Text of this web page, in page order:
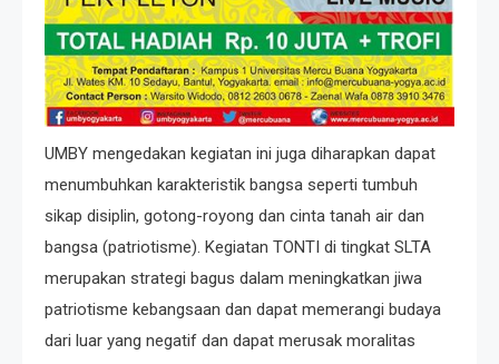
UMBY mengedakan kegiatan ini juga diharapkan dapat
menumbuhkan karakteristik bangsa seperti tumbuh
sikap disiplin, gotong-royong dan cinta tanah air dan
bangsa (patriotisme). Kegiatan TONTI di tingkat SLTA
merupakan strategi bagus dalam meningkatkan jiwa
patriotisme kebangsaan dan dapat memerangi budaya
dari luar yang negatif dan dapat merusak moralitas